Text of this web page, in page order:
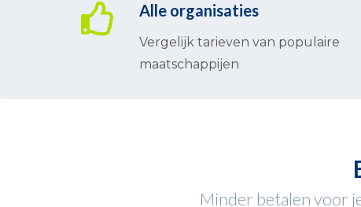
Alle organisaties
Vergelijk tarieven van populaire
maatschappijen
Minder betalen voor